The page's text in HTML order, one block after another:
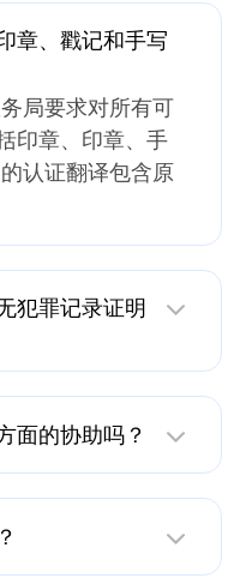
章、戳记和手写
局要求对所有可
印章、印章、手
认证翻译包含原
犯罪记录证明
面的协助吗？